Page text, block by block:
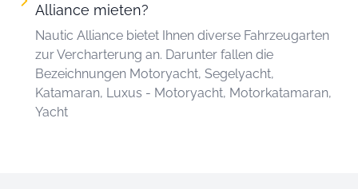
Alliance mieten?
Nautic Alliance bietet Ihnen diverse Fahrzeugarten
zur Vercharterung an. Darunter fallen die
Bezeichnungen Motoryacht, Segelyacht,
Katamaran, Luxus - Motoryacht, Motorkatamaran,
Yacht